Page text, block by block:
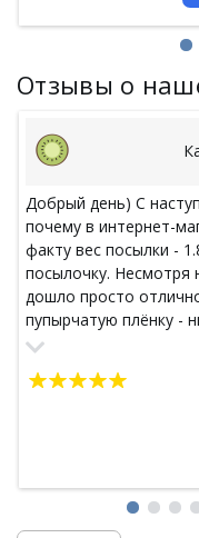
Отзывы о
Добрый день) С
почему в интернет-
факту вес посылки -
посылочку. Несмотря
дошло просто
пупырчатую плёнку -
подарок положили
отличную